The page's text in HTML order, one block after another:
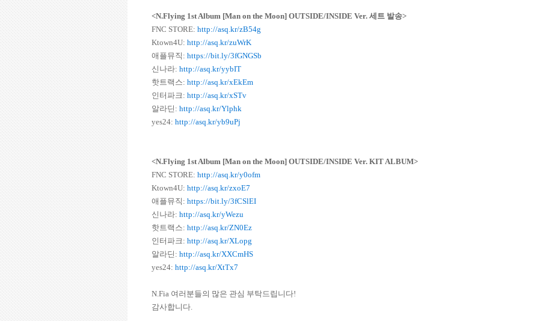
<N.Flying 1st Album [Man on the Moon] OUTSIDE/INSIDE Ver. 세트 발송>
FNC STORE: http://asq.kr/zB54g
Ktown4U: http://asq.kr/zuWrK
애플뮤직: https://bit.ly/3fGNGSb
신나라: http://asq.kr/yybIT
핫트랙스: http://asq.kr/xEkEm
인터파크: http://asq.kr/xSTv
알라딘: http://asq.kr/Ylphk
yes24: http://asq.kr/yb9uPj
<N.Flying 1st Album [Man on the Moon] OUTSIDE/INSIDE Ver. KIT ALBUM>
FNC STORE: http://asq.kr/y0ofm
Ktown4U: http://asq.kr/zxoE7
애플뮤직: https://bit.ly/3fCSlEI
신나라: http://asq.kr/yWezu
핫트랙스: http://asq.kr/ZN0Ez
인터파크: http://asq.kr/XLopg
알라딘: http://asq.kr/XXCmHS
yes24: http://asq.kr/XtTx7
N.Fia 여러분들의 많은 관심 부탁드립니다!
감사합니다.